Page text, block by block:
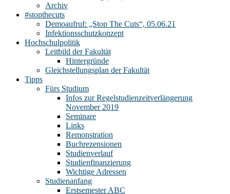
Archiv
#stopthecuts
Demoaufruf: „Stop The Cuts“, 05.06.21
Infektionsschutzkonzept
Hochschulpolitik
Leitbild der Fakultät
Hintergründe
Gleichstellungsplan der Fakultät
Tipps
Fürs Studium
Infos zur Regelstudienzeitverlängerung
November 2019
Seminare
Links
Remonstration
Buchrezensionen
Studienverlauf
Studienfinanzierung
Wichtige Adressen
Studienanfang
Erstsemester ABC